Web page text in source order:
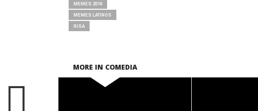
MEMES 2016
MEMES LATINOS
RISA
MORE IN COMEDIA